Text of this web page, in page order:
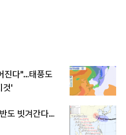
진다"…태풍도
것'
도 빗겨간다…